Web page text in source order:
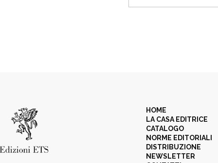
HOME
LA CASA EDITRICE
CATALOGO
NORME EDITORIALI
DISTRIBUZIONE
NEWSLETTER